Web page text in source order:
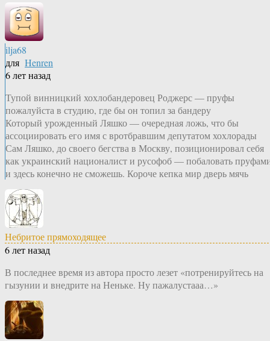
ilja68
для Henren
6 лет назад
Тупой винницкий хохлобандеровец Роджерс — пруфы
пожалуйста в студию, где бы он топил за бандеру
Который урожденный Ляшко — очередная ложь, что бы
ассоциировать его имя с вротбравшим депутатом хохлорады
Сам Ляшко, до своего бегства в Москву, позиционировал себя
как украинский националист и русофоб — побаловать
и здесь конечно не сможешь. Короче кепка мир дверь мячь
Небритое прямоходящее
6 лет назад
В последнее время из автора просто лезет «потренируйтесь на
гызунии и внедрите на Неньке. Ну пажалустааа…»